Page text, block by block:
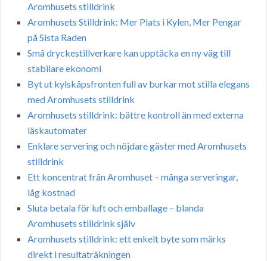
Aromhusets stilldrink
Aromhusets Stilldrink: Mer Plats i Kylen, Mer Pengar
på Sista Raden
Små dryckestillverkare kan upptäcka en ny väg till
stabilare ekonomi
Byt ut kylskåpsfronten full av burkar mot stilla elegans
med Aromhusets stilldrink
Aromhusets stilldrink: bättre kontroll än med externa
läskautomater
Enklare servering och nöjdare gäster med Aromhusets
stilldrink
Ett koncentrat från Aromhuset – många serveringar,
låg kostnad
Sluta betala för luft och emballage – blanda
Aromhusets stilldrink själv
Aromhusets stilldrink: ett enkelt byte som märks
direkt i resultaträkningen